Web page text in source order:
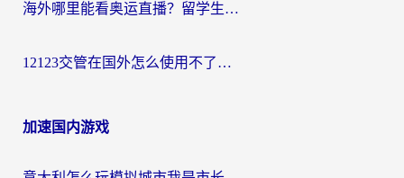
海外哪里能看奥运直播？留学生&海外华人必看的体育赛事观赛终极指南
12123交管在国外怎么使用不了？海外华人必看的无缝访问国内资源指南
加速国内游戏